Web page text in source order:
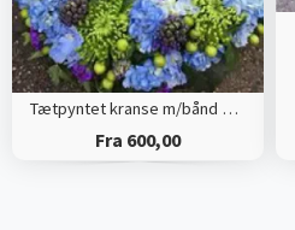
Tætpyntet kranse m/bånd LILLE
Fra 600,00